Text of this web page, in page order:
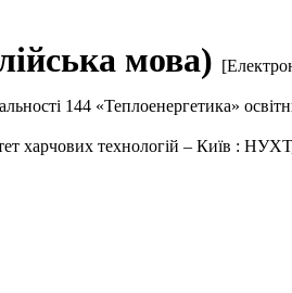
мова)
144 «Теплоенергетика»
харчових технологій – Київ :